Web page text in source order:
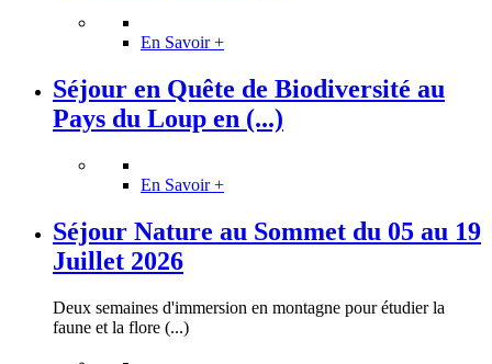
En Savoir +
Séjour en Quête de Biodiversité au
Pays du Loup en (...)
En Savoir +
Séjour Nature au Sommet du 05 au 19
Juillet 2026
Deux semaines d'immersion en montagne pour étudier la
faune et la flore (...)